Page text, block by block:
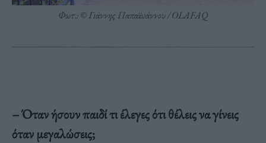
Φωτ.: © Γιάννης Παπαϊωάννου / OLAFAQ
– Όταν ήσουν παιδί τι έλεγες ότι θέλεις να γίνεις
όταν μεγαλώσεις;